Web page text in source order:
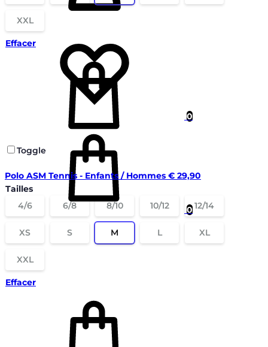
0
0
XXL
Effacer
Toggle
Polo ASM Tennis - Enfants / Hommes € 29,90
Tailles
4/6
6/8 8/10 10/12 12/14
XS S M L XL
XXL
Effacer